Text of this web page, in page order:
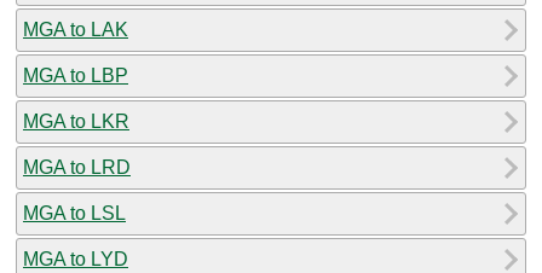
MGA to LAK
MGA to LBP
MGA to LKR
MGA to LRD
MGA to LSL
MGA to LYD